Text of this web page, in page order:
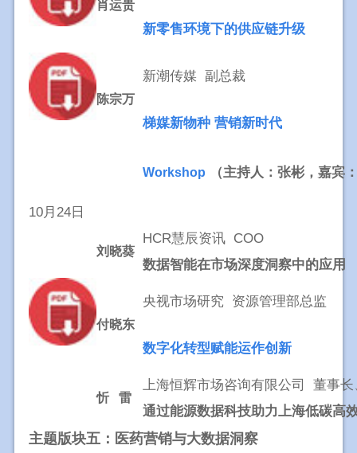
肖运贵
新零售环境下的供应链升级
陈宗万
新潮传媒 副总裁
梯媒新物种 营销新时代
Workshop （主持人：张彬，嘉宾
10月24日
刘晓葵
HCR慧辰资讯 COO
数据智能在市场深度洞察中的应用
付晓东
央视市场研究 资源管理部总监
数字化转型赋能运作创新
忻 雷
上海恒辉市场咨询有限公司 董事
通过能源数据科技助力上海低碳高
主题版块五：医药营销与大数据洞察